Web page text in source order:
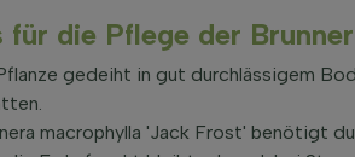
für die Pflege der
gedeiht in gut durchlässigem
macrophylla 'Jack Frost' benötigt